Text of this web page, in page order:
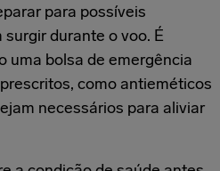
para possíveis
durante o voo. É
uma bolsa de emergência
como antieméticos
necessários para aliviar